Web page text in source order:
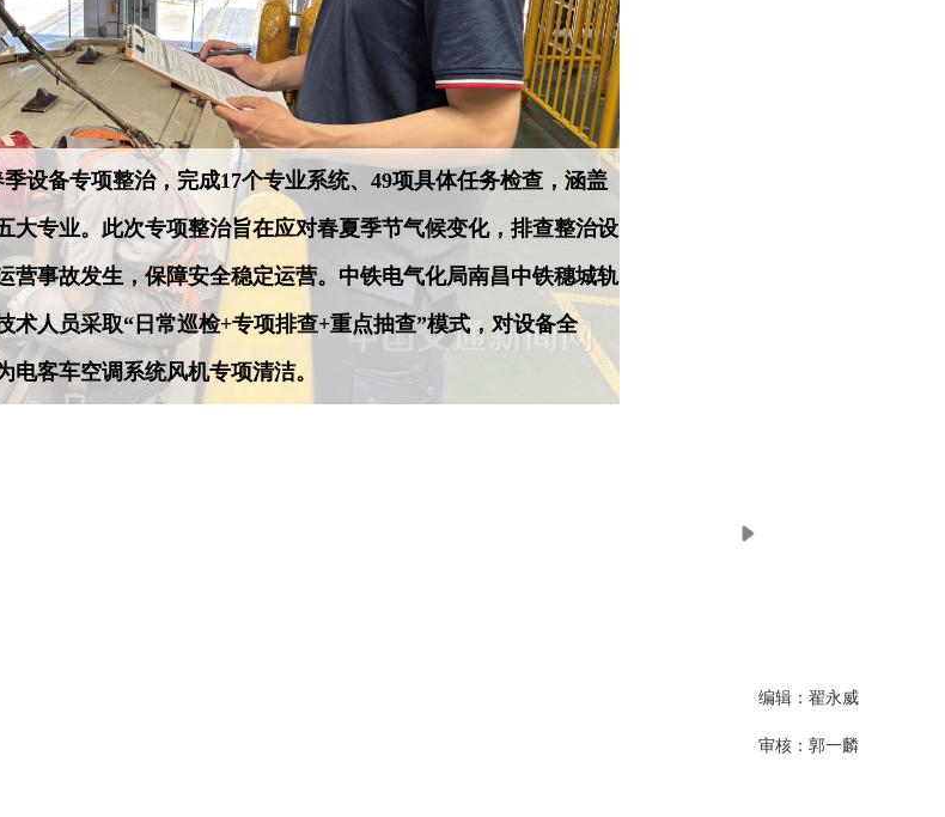
设备专项整治，完成17个专业系统、49项具体任务检查，涵盖
大专业。此次专项整治旨在应对春夏季节气候变化，排查整治设
营事故发生，保障安全稳定运营。中铁电气化局南昌中铁穗城轨
术人员采取“日常巡检+专项排查+重点抽查”模式，对设备全
客车空调系统风机专项清洁。
编辑：翟永威
审核：郭一麟